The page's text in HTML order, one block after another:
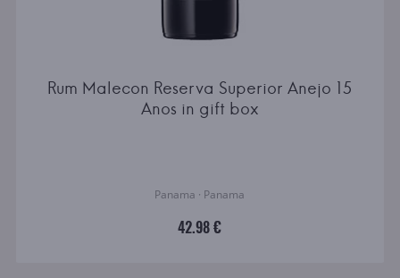
Rum Malecon Reserva Superior Anejo 15
Anos in gift box
Panama · Panama
42.98 €